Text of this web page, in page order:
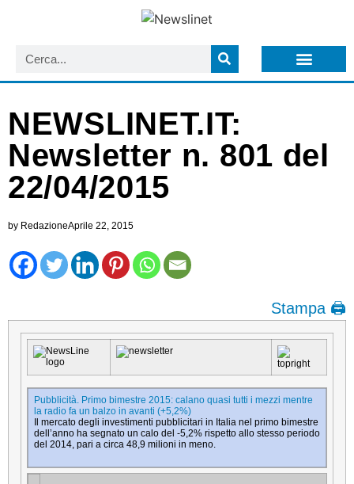
NEWSLINET.IT:
Newsletter n. 801 del
22/04/2015
by RedazioneAprile 22, 2015
Stampa 🖨
Pubblicità. Primo bimestre 2015: calano quasi tutti i mezzi mentre
la radio fa un balzo in avanti (+5,2%)
Il mercato degli investimenti pubblicitari in Italia nel primo bimestre
dell’anno ha segnato un calo del -5,2% rispetto allo stesso periodo
del 2014, pari a circa 48,9 milioni in meno.